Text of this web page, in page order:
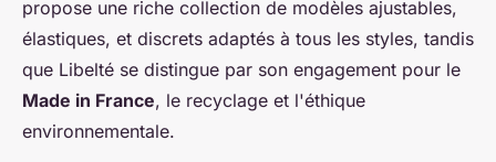
propose une riche collection de modèles ajustables,
élastiques, et discrets adaptés à tous les styles, tandis
que Libelté se distingue par son engagement pour le
Made in France, le recyclage et l'éthique
environnementale.